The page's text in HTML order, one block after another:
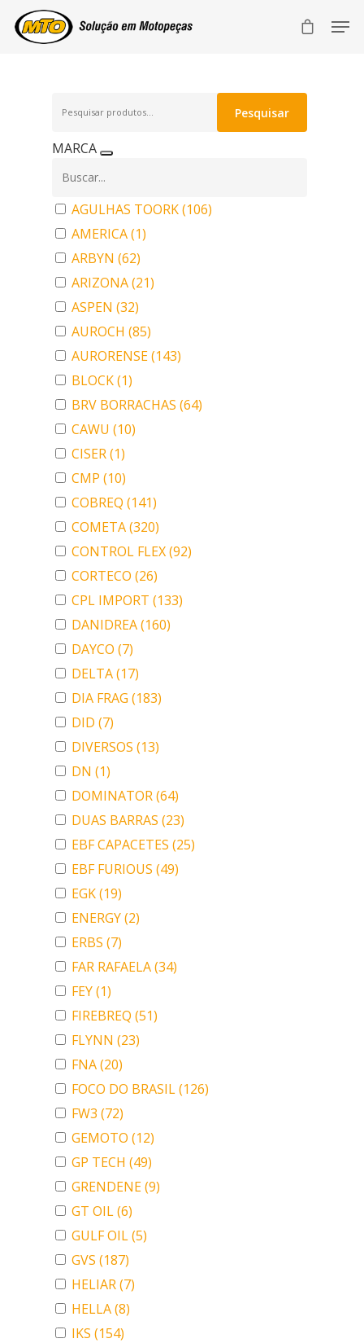
por:
Pesquisar
MARCA
AGULHAS TOORK(106)
AMERICA(1)
ARBYN (62)
ARIZONA(21)
ASPEN (32)
AUROCH (85)
AURORENSE(143)
BLOCK(1)
BRV BORRACHAS (64)
CAWU (10)
CISER(1)
CMP (10)
COBREQ (141)
COMETA(320)
CONTROL FLEX(92)
CORTECO (26)
CPL IMPORT (133)
DANIDREA(160)
DAYCO (7)
DELTA(17)
DIA FRAG (183)
DID (7)
DIVERSOS (13)
DN (1)
DOMINATOR(64)
DUAS BARRAS (23)
EBF CAPACETES (25)
EBF FURIOUS (49)
EGK(19)
ENERGY(2)
ERBS (7)
FAR RAFAELA(34)
FEY(1)
FIREBREQ (51)
FLYNN (23)
FNA(20)
FOCO DO BRASIL(126)
FW3 (72)
GEMOTO (12)
GP TECH (49)
GRENDENE(9)
GT OIL(6)
GULF OIL(5)
GVS (187)
HELIAR(7)
HELLA(8)
IKS (154)